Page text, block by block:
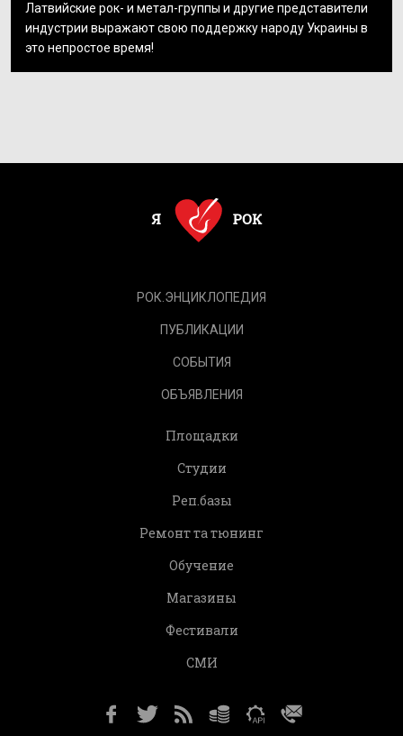
Латвийские рок- и метал-группы и другие представители
индустрии выражают свою поддержку народу Украины в
это непростое время!
РОК.ЭНЦИКЛОПЕДИЯ
ПУБЛИКАЦИИ
СОБЫТИЯ
ОБЪЯВЛЕНИЯ
Площадки
Студии
Реп.базы
Ремонт та тюнинг
Обучение
Магазины
Фестивали
СМИ